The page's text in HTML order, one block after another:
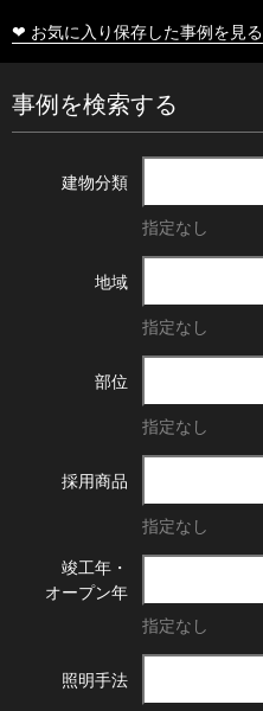
❤ お気に入り保存した事例を見る
事例を検索する
建物分類
指定なし
地域
指定なし
部位
指定なし
採用商品
指定なし
竣工年・
オープン年
指定なし
照明手法